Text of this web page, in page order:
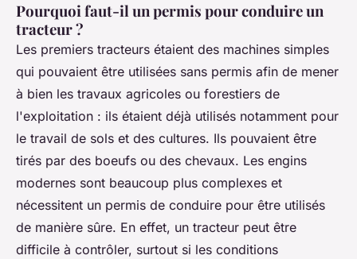
Pourquoi faut-il un permis pour conduire un
tracteur ?
Les premiers tracteurs étaient des machines simples
qui pouvaient être utilisées sans permis afin de mener
à bien les travaux agricoles ou forestiers de
l'exploitation : ils étaient déjà utilisés notamment pour
le travail de sols et des cultures. Ils pouvaient être
tirés par des boeufs ou des chevaux. Les engins
modernes sont beaucoup plus complexes et
nécessitent un permis de conduire pour être utilisés
de manière sûre. En effet, un tracteur peut être
difficile à contrôler, surtout si les conditions